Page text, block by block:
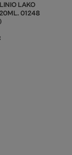
LAKO
01248